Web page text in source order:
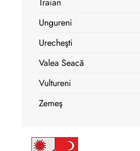
Ungureni
Urecheşti
Valea Seacă
Vultureni
Zemeş